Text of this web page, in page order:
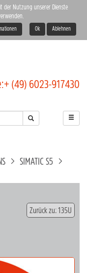
+ (49) 6023-917430
SIMATIC S5
Zurück zu: 135U
der Nutzung unserer Dienste
Ok Ablehnen